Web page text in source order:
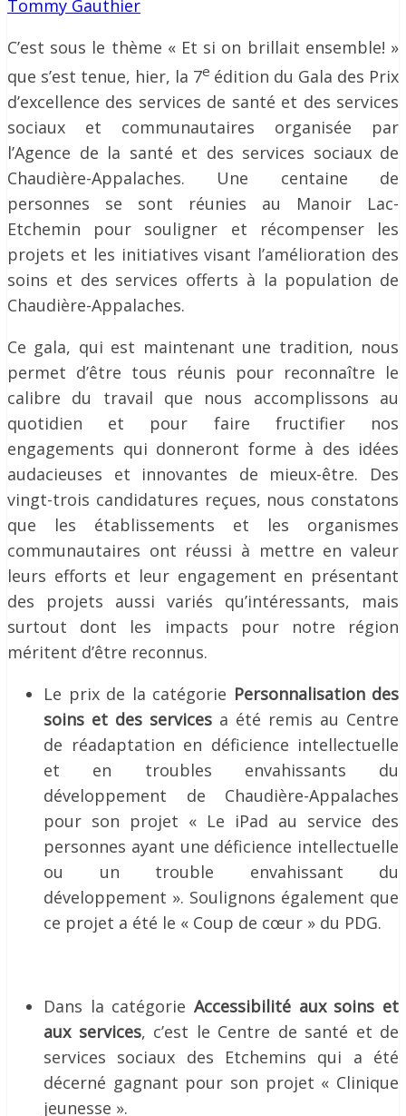
Tommy Gauthier
C’est sous le thème « Et si on brillait ensemble! »
que s’est tenue, hier, la 7e édition du Gala des Prix
d’excellence des services de santé et des services
sociaux et communautaires organisée par
l’Agence de la santé et des services sociaux de
Chaudière-Appalaches. Une centaine de
personnes se sont réunies au Manoir Lac-
Etchemin pour souligner et récompenser les
projets et les initiatives visant l’amélioration des
soins et des services offerts à la population de
Chaudière-Appalaches.
Ce gala, qui est maintenant une tradition, nous
permet d’être tous réunis pour reconnaître le
calibre du travail que nous accomplissons au
quotidien et pour faire fructifier nos
engagements qui donneront forme à des idées
audacieuses et innovantes de mieux-être. Des
vingt-trois candidatures reçues, nous constatons
que les établissements et les organismes
communautaires ont réussi à mettre en valeur
leurs efforts et leur engagement en présentant
des projets aussi variés qu’intéressants, mais
surtout dont les impacts pour notre région
méritent d’être reconnus.
Le prix de la catégorie Personnalisation des
soins et des services a été remis au Centre
de réadaptation en déficience intellectuelle
et en troubles envahissants du
développement de Chaudière-Appalaches
pour son projet « Le iPad au service des
personnes ayant une déficience intellectuelle
ou un trouble envahissant du
développement ». Soulignons également que
ce projet a été le « Coup de cœur » du PDG.
Dans la catégorie Accessibilité aux soins et
aux services, c’est le Centre de santé et de
services sociaux des Etchemins qui a été
décerné gagnant pour son projet « Clinique
jeunesse ».